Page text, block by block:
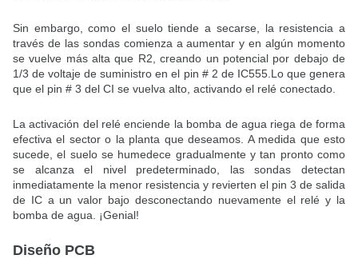
Sin embargo, como el suelo tiende a secarse, la resistencia a
través de las sondas comienza a aumentar y en algún momento
se vuelve más alta que R2, creando un potencial por debajo de
1/3 de voltaje de suministro en el pin # 2 de IC555. Lo que genera
que el pin # 3 del CI se vuelva alto, activando el relé conectado.
La activación del relé enciende la bomba de agua riega de forma
efectiva el sector o la planta que deseamos. A medida que esto
sucede, el suelo se humedece gradualmente y tan pronto como
se alcanza el nivel predeterminado, las sondas detectan
inmediatamente la menor resistencia y revierten el pin 3 de salida
de IC a un valor bajo desconectando nuevamente el relé y la
bomba de agua. ¡Genial!
Diseño PCB